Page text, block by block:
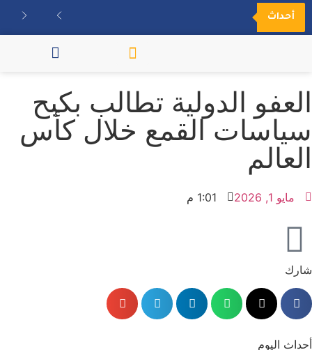
أحداث
العفو الدولية تطالب بكبح
سياسات القمع خلال كأس
العالم
مايو 1, 2026 1:01 م
شارك
أحداث اليوم